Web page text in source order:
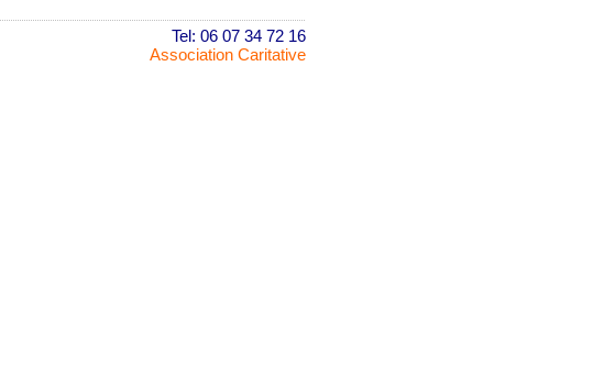
Tel: 06 07 34 72 16
Association Caritative